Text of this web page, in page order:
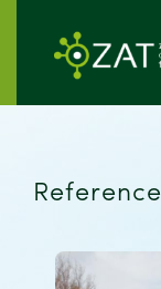
Reference